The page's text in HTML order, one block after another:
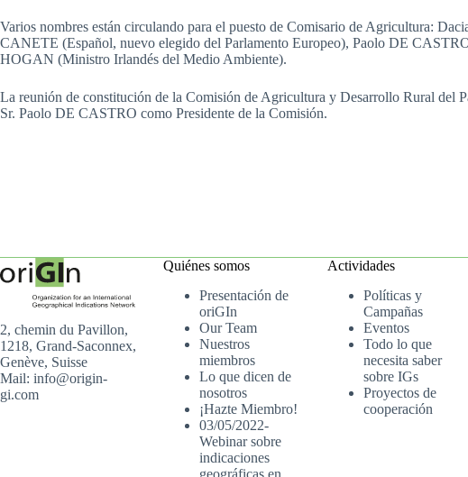
Varios nombres están circulando para el puesto de Comisario de Agricultura:
CANETE (Español, nuevo elegido del Parlamento Europeo), Paolo DE
HOGAN (Ministro Irlandés del Medio Ambiente).
La reunión de constitución de la Comisión de Agricultura y Desarrollo Rural del
Sr. Paolo DE CASTRO como Presidente de la Comisión.
2, chemin du Pavillon,
1218, Grand-Saconnex,
Genève, Suisse
Mail: info@origin-
gi.com
Quiénes somos
Presentación de
oriGIn
Our Team
Nuestros
miembros
Lo que dicen de
nosotros
¡Hazte Miembro!
03/05/2022-
Webinar sobre
indicaciones
geográficas en
Actividades
Políticas y
Campañas
Eventos
Todo lo que
necesita saber
sobre IGs
Proyectos de
cooperación